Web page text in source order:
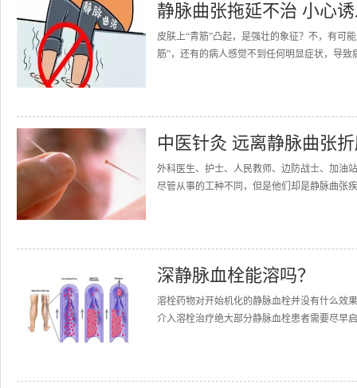
静脉曲张拖延不治 小心
皮肤上“青筋”凸起，是强壮的象征？不，有可
筋”，还有的病人感觉不到任何明显症状，导
中医针灸 远离静脉曲张
外科医生、护士、人民教师、边防战士、加
尽管从事的工种不同，但是他们却是静脉曲张
深静脉血栓能溶吗？
溶栓药物对开始机化的静脉血栓并没有什么效
介入溶栓治疗绝大部分静脉血栓患者需要尽早